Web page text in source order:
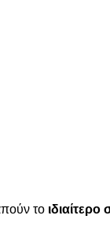
το ιδιαίτερο